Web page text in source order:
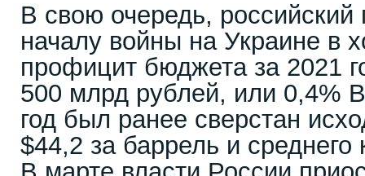
В свою очередь,
началу войны на Украине в
профицит бюджета за 2021
500 млрд рублей, или 0,4%
год был ранее сверстан
$44,2 за баррель и